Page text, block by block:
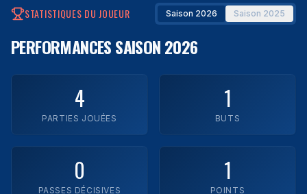
Impact Laval
Legends FC
Rush FC
STATISTIQUES DU JOUEUR Saison 2026 Saison 2025
PERFORMANCESSAISON 2026
4
PARTIES JOUÉES
1
BUTS
0
PASSES DÉCISIVES
1
POINTS